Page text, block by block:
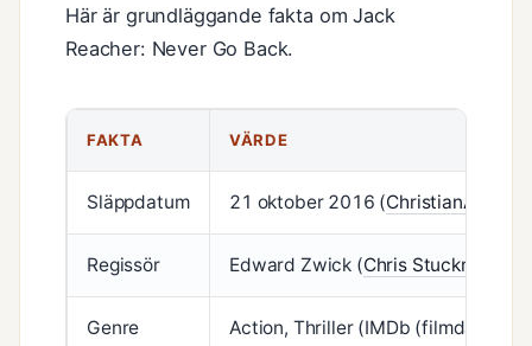
Här är grundläggande fakta om Jack
Reacher: Never Go Back.
FAKTA VÄRDE
Släppdatum 21 oktober 2016 (
Regissör Edward Zwick (Chris Stuckmann
Genre Action, Thriller (IMDb